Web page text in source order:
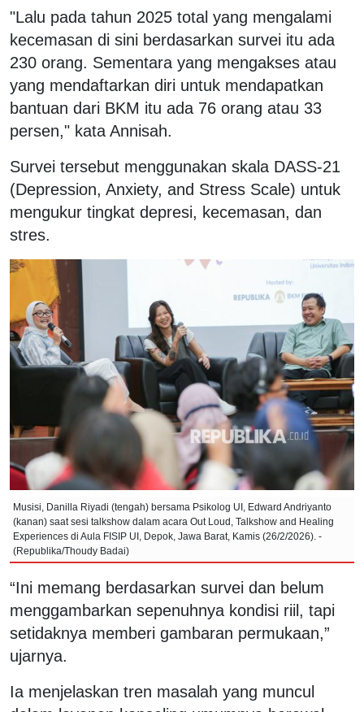
"Lalu pada tahun 2025 total yang mengalami
kecemasan di sini berdasarkan survei itu ada
230 orang. Sementara yang mengakses atau
yang mendaftarkan diri untuk mendapatkan
bantuan dari BKM itu ada 76 orang atau 33
persen," kata Annisah.
Survei tersebut menggunakan skala DASS-21
(Depression, Anxiety, and Stress Scale) untuk
mengukur tingkat depresi, kecemasan, dan
stres.
Musisi, Danilla Riyadi (tengah) bersama Psikolog UI, Edward Andriyanto
(kanan) saat sesi talkshow dalam acara Out Loud, Talkshow and Healing
Experiences di Aula FISIP UI, Depok, Jawa Barat, Kamis (26/2/2026). -
(Republika/Thoudy Badai)
“Ini memang berdasarkan survei dan belum
menggambarkan sepenuhnya kondisi riil, tapi
setidaknya memberi gambaran permukaan,”
ujarnya.
Ia menjelaskan tren masalah yang muncul